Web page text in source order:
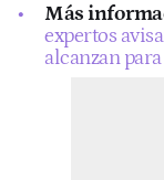
Más
expertos
alcanzan